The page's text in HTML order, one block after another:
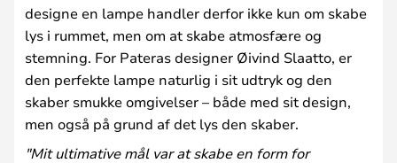
designe en lampe handler derfor ikke kun om skabe
lys i rummet, men om at skabe atmosfære og
stemning. For Pateras designer Øivind Slaatto, er
den perfekte lampe naturlig i sit udtryk og den
skaber smukke omgivelser – både med sit design,
men også på grund af det lys den skaber.
"Mit ultimative mål var at skabe en form for